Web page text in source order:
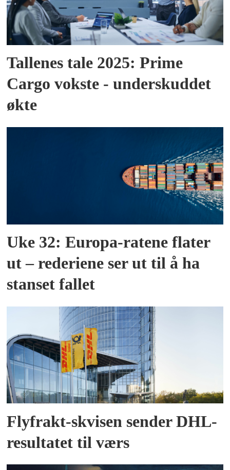
Tallenes tale 2025: Prime
Cargo vokste - underskuddet
økte
Uke 32: Europa-ratene flater
ut – rederiene ser ut til å ha
stanset fallet
Flyfrakt-skvisen sender DHL-
resultatet til værs